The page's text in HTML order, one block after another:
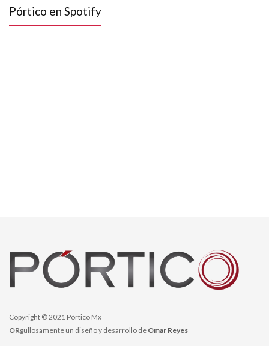
Pórtico en Spotify
Copyright © 2021 Pórtico Mx
ORgullosamente un diseño y desarrollo de Omar Reyes